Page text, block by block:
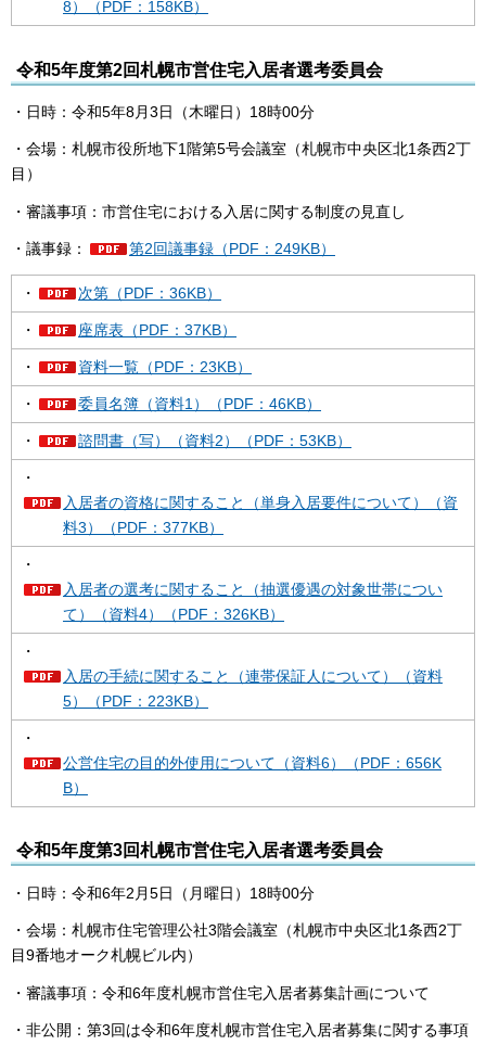
8）（PDF：158KB）
令和5年度第2回札幌市営住宅入居者選考委員会
・日時：令和5年8月3日（木曜日）18時00分
・会場：札幌市役所地下1階第5号会議室（札幌市中央区北1条西2丁
目）
・審議事項：市営住宅における入居に関する制度の見直し
・議事録： 第2回議事録（PDF：249KB）
・ 次第（PDF：36KB）
・ 座席表（PDF：37KB）
・ 資料一覧（PDF：23KB）
・ 委員名簿（資料1）（PDF：46KB）
・ 諮問書（写）（資料2）（PDF：53KB）
・
入居者の資格に関すること（単身入居要件について）（資
料3）（PDF：377KB）
・
入居者の選考に関すること（抽選優遇の対象世帯につい
て）（資料4）（PDF：326KB）
・
入居の手続に関すること（連帯保証人について）（資料
5）（PDF：223KB）
・
公営住宅の目的外使用について（資料6）（PDF：656K
B）
令和5年度第3回札幌市営住宅入居者選考委員会
・日時：令和6年2月5日（月曜日）18時00分
・会場：札幌市住宅管理公社3階会議室（札幌市中央区北1条西2丁
目9番地オーク札幌ビル内）
・審議事項：令和6年度札幌市営住宅入居者募集計画について
・非公開：第3回は令和6年度札幌市営住宅入居者募集に関する事項